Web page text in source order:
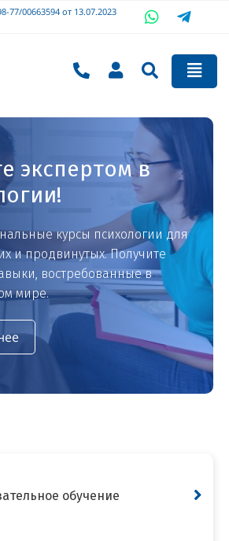
77/00663594 от 13.07.2023
экспертом в
курсы психологии для
и продвинутых. Получите
востребованные в
мире.
обучение